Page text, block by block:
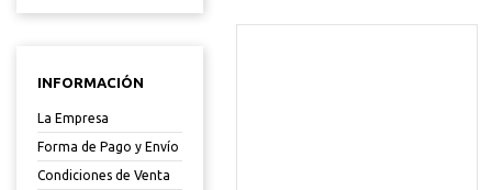
INFORMACIÓN
La Empresa
Forma de Pago y Envío
Condiciones de Venta